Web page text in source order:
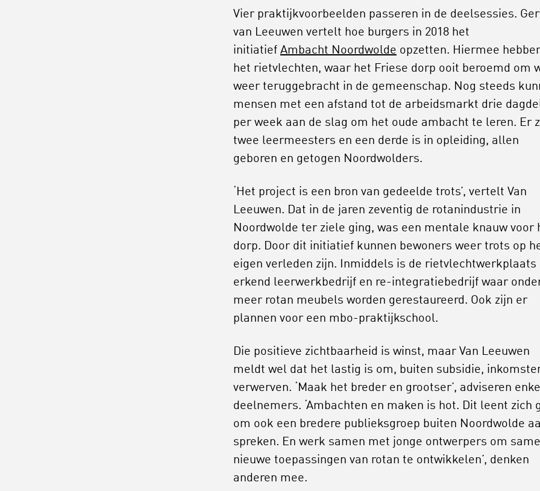
Vier praktijkvoorbeelden passeren in de deelsessies.
van Leeuwen vertelt hoe burgers in 2018 het
initiatief Ambacht Noordwolde opzetten. Hiermee
het rietvlechten, waar het Friese dorp ooit beroemd om
weer teruggebracht in de gemeenschap. Nog steeds
mensen met een afstand tot de arbeidsmarkt drie
per week aan de slag om het oude ambacht te leren. Er
twee leermeesters en een derde is in opleiding, allen
geboren en getogen Noordwolders.
‘Het project is een bron van gedeelde trots’, vertelt Van
Leeuwen. Dat in de jaren zeventig de rotanindustrie in
Noordwolde ter ziele ging, was een mentale knauw voor
dorp. Door dit initiatief kunnen bewoners weer trots op
eigen verleden zijn. Inmiddels is de rietvlechtwerkplaats
erkend leerwerkbedrijf en re-integratiebedrijf waar
meer rotan meubels worden gerestaureerd. Ook zijn er
plannen voor een mbo-praktijkschool.
Die positieve zichtbaarheid is winst, maar Van Leeuwen
meldt wel dat het lastig is om, buiten subsidie,
verwerven. ‘Maak het breder en grootser’, adviseren
deelnemers. ‘Ambachten en maken is hot. Dit leent zich
om ook een bredere publieksgroep buiten Noordwolde
spreken. En werk samen met jonge ontwerpers om
nieuwe toepassingen van rotan te ontwikkelen’, denken
anderen mee.